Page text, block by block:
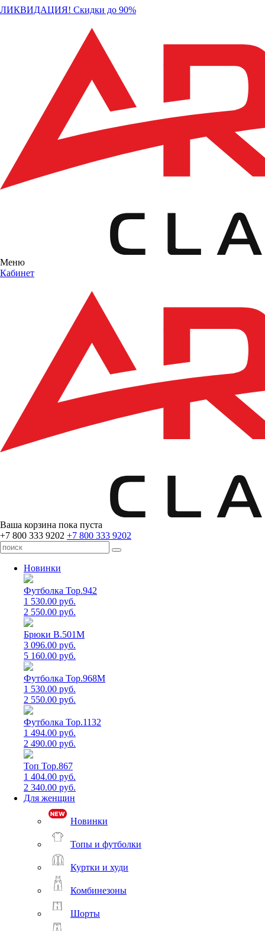
ЛИКВИДАЦИЯ! Скидки до 90%
Меню
Кабинет
Ваша корзина пока пуста
+7 800 333 9202 +7 800 333 9202
Новинки
Футболка Top.942
1 530.00 руб.
2 550.00 руб.
Брюки B.501M
3 096.00 руб.
5 160.00 руб.
Футболка Top.968M
1 530.00 руб.
2 550.00 руб.
Футболка Top.1132
1 494.00 руб.
2 490.00 руб.
Топ Top.867
1 404.00 руб.
2 340.00 руб.
Для женщин
Новинки
Топы и футболки
Куртки и худи
Комбинезоны
Шорты